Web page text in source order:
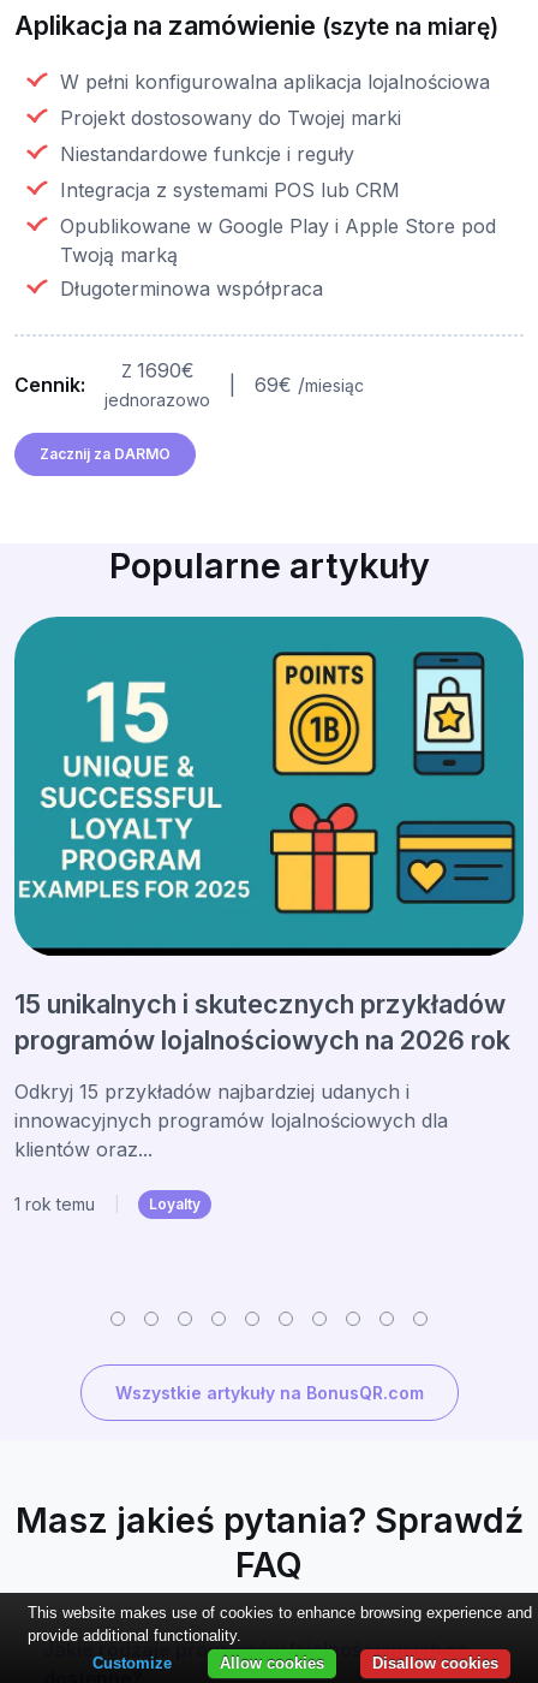
Aplikacja na zamówienie (szyte na miarę)
W pełni konfigurowalna aplikacja lojalnościowa
Projekt dostosowany do Twojej marki
Niestandardowe funkcje i reguły
Integracja z systemami POS lub CRM
Opublikowane w Google Play i Apple Store pod
Twoją marką
Długoterminowa współpraca
Cennik:
Z 1690€
jednorazowo
69€ /miesiąc
Zacznij za DARMO
Popularne artykuły
15 unikalnych i skutecznych przykładów
programów lojalnościowych na 2026 rok
Odkryj 15 przykładów najbardziej udanych i
innowacyjnych programów lojalnościowych dla
klientów oraz...
1 rok temu Loyalty
Wszystkie artykuły na BonusQR.com
Masz jakieś pytania? Sprawdź
FAQ
Jakie rodzaje programów lojalnościowych są
This website makes use of cookies to enhance browsing experience and
provide additional functionality.
Disallow cookies
Allow cookies
Customize